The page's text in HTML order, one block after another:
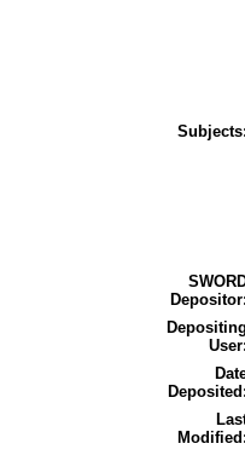
Subjects:
Depositor:
Depositing
User:
Deposited:
Modified: